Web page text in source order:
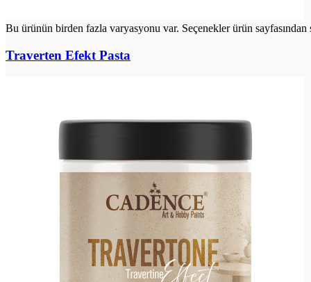
Bu ürünün birden fazla varyasyonu var. Seçenekler ürün
Traverten Efekt Pasta